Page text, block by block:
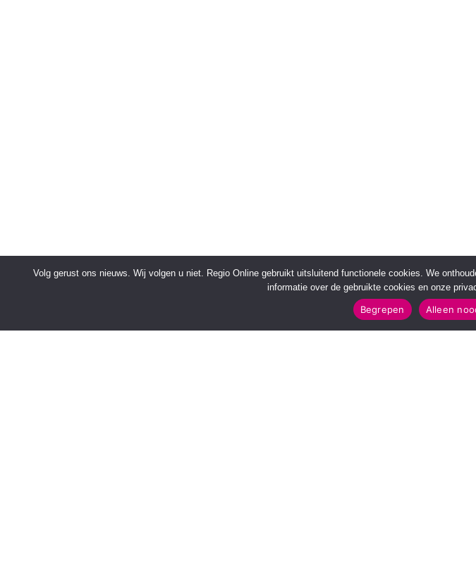
Volg gerust ons nieuws. Wij volgen u niet. Regio Online gebruikt uitsluitend functionele cookies. We
informatie over de gebruikte cookies en onze
Begrepen Alleen